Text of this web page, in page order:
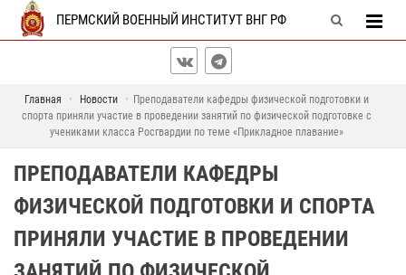
ПЕРМСКИЙ ВОЕННЫЙ ИНСТИТУТ ВНГ РФ
Главная Новости
Преподаватели кафедры физической подготовки и
спорта приняли участие в проведении занятий по физической подготовке с
учениками класса Росгвардии по теме «Прикладное плавание»
ПРЕПОДАВАТЕЛИ КАФЕДРЫ
ФИЗИЧЕСКОЙ ПОДГОТОВКИ И СПОРТА
ПРИНЯЛИ УЧАСТИЕ В ПРОВЕДЕНИИ